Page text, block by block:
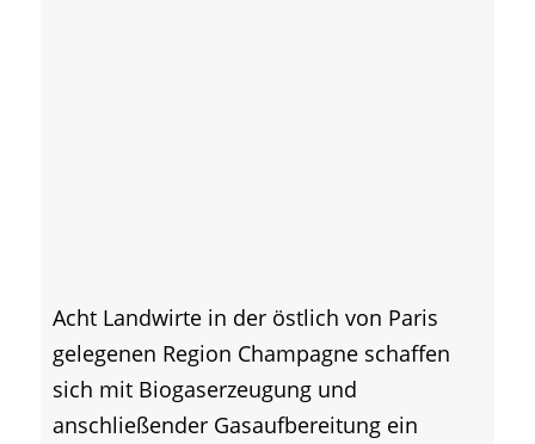
Acht Landwirte in der östlich von Paris
gelegenen Region Champagne schaffen
sich mit Biogaserzeugung und
anschließender Gasaufbereitung ein